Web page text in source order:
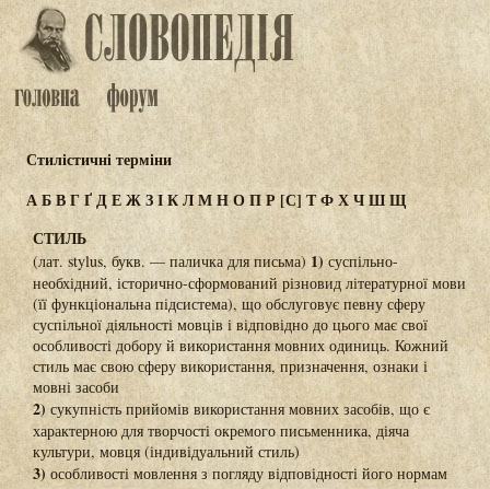
Стилістичні терміни
АБВГҐДЕЖЗІКЛМНОПР [С] ТФХЧШЩ
СТИЛЬ
(лат. stylus, букв. — паличка для письма) 1)суспільно-
необхідний, історично-сформований різновид літературної мови
(її функціональна підсистема), що обслуговує певну сферу
суспільної діяльності мовців і відповідно до цього має свої
особливості добору й використання мовних одиниць. Кожний
стиль має свою сферу використання, призначення, ознаки і
мовні засоби
2) сукупність прийомів використання мовних засобів, що є
характерною для творчості окремого письменника, діяча
культури, мовця (індивідуальний стиль)
3) особливості мовлення з погляду відповідності його нормам